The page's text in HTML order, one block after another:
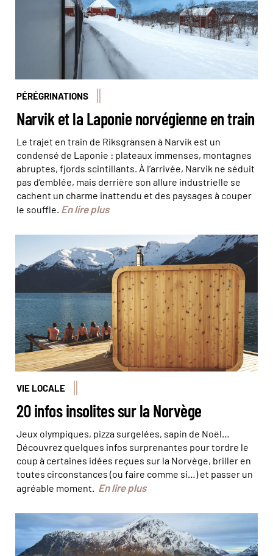
PÉRÉGRINATIONS
Narvik et la Laponie norvégienne en train
Le trajet en train de Riksgränsen à Narvik est un
condensé de Laponie : plateaux immenses, montagnes
abruptes, fjords scintillants. À l’arrivée, Narvik ne séduit
pas d’emblée, mais derrière son allure industrielle se
cachent un charme inattendu et des paysages à couper
le souffle. En lire plus
VIE LOCALE
20 infos insolites sur la Norvège
Jeux olympiques, pizza surgelées, sapin de Noël…
Découvrez quelques infos surprenantes pour tordre le
coup à certaines idées reçues sur la Norvège, briller en
toutes circonstances (ou faire comme si…) et passer un
agréable moment.
En lire plus
© Johny Goerend/Unsplash